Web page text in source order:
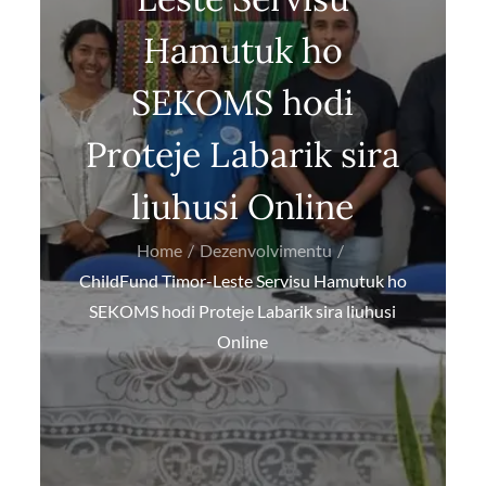
Hamutuk ho
SEKOMS hodi
Proteje Labarik sira
liuhusi Online
Home
Dezenvolvimentu
ChildFund Timor-Leste Servisu Hamutuk ho
SEKOMS hodi Proteje Labarik sira liuhusi
Online